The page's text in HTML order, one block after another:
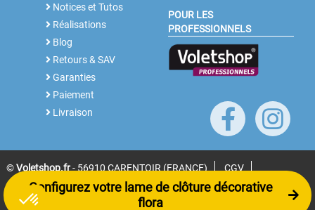
Configurez votre lame de clôture décorative
flora
Notices et Tutos
Réalisations
Blog
Retours & SAV
Garanties
Paiement
Livraison
POUR LES
PROFESSIONNELS
©Voletshop.fr- 56910 CARENTOIR (FRANCE)
CGV
Mentions légales
Plan du site Préférences cookies